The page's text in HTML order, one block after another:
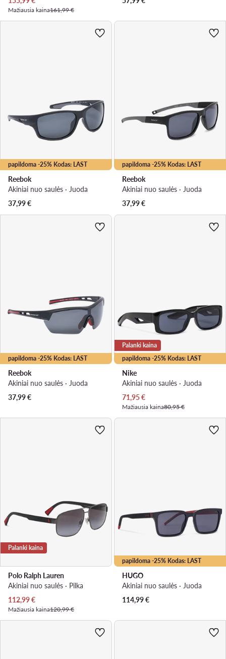
Mažiausia kaina161,99 €
papildoma -25% Kodas: LAST
Reebok
Akiniai nuo saulės · Juoda
37,99€
papildoma -25% Kodas: LAST
Reebok
Akiniai nuo saulės · Juoda
37,99€
papildoma -25% Kodas: LAST
Reebok
Akiniai nuo saulės · Juoda
37,99€
papildoma -25% Kodas: LAST
Palanki kaina
Nike
Akiniai nuo saulės · Juoda
Dabartinė kaina
71,95€
Mažiausia kaina80,95 €
Palanki kaina
Polo Ralph Lauren
Akiniai nuo saulės · Pilka
Dabartinė kaina
112,99€
Mažiausia kaina120,99 €
papildoma -25% Kodas: LAST
HUGO
Akiniai nuo saulės · Juoda
114,99€